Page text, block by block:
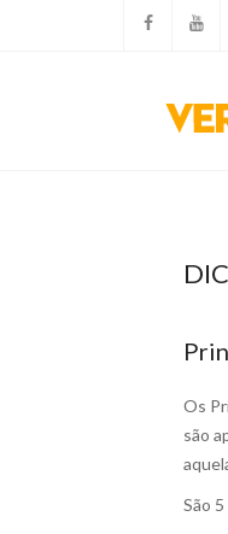
Os
são
São